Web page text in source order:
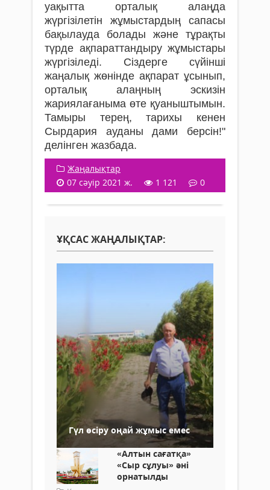
уақытта орталық алаңда
жүргізілетін жұмыстардың сапасы
бақылауда болады және тұрақты
түрде ақпараттандыру жұмыстары
жүргізіледі. Сіздерге сүйінші
жаңалық жөнінде ақпарат ұсынып,
орталық алаңның эскизін
жариялағаныма өте қуаныштымын.
Тамыры терең, тарихы кенен
Сырдария ауданы дами берсін!"
делінген жазбада.
Жаңалықтар
07 сәуір 2021 ж.
1 121 0
ҰҚСАС ЖАҢАЛЫҚТАР:
Гүл өсіру оңай жұмыс емес
«Алтын сағатқа»
«Сыр сұлуы» әні
орнатылды